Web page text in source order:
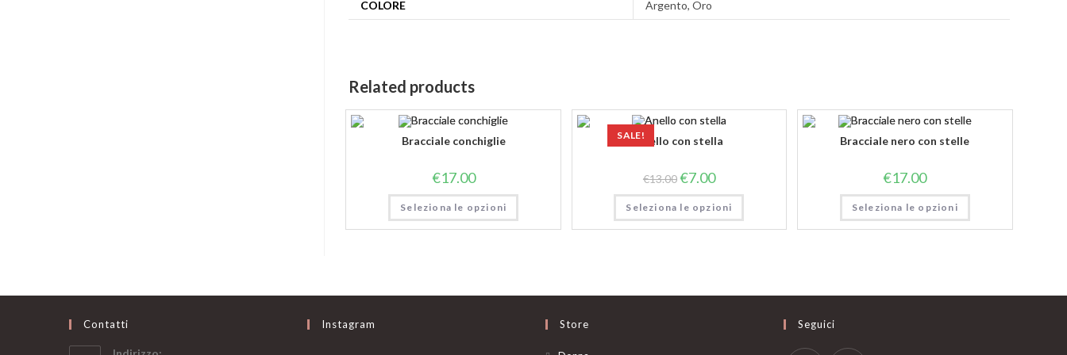
COLORE Argento, Oro
Related products
Bracciale conchiglie
€17.00
Seleziona le opzioni
SALE!Anello con stella
€13.00€7.00
Seleziona le opzioni
Bracciale nero con stelle
€17.00
Seleziona le opzioni
Contatti Instagram Store Seguici